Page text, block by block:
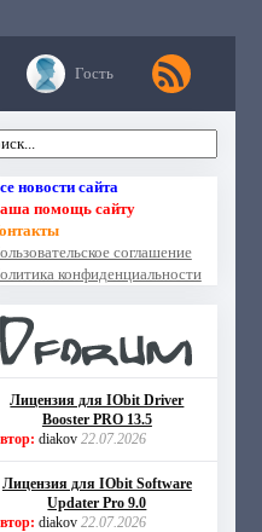
Гость
новости сайта
помощь сайту
соглашение
конфиденциальности
Лицензия для IObit Driver
Booster PRO 13.5
diakov 22.07.2026
Лицензия для IObit Software
Updater Pro 9.0
diakov 22.07.2026